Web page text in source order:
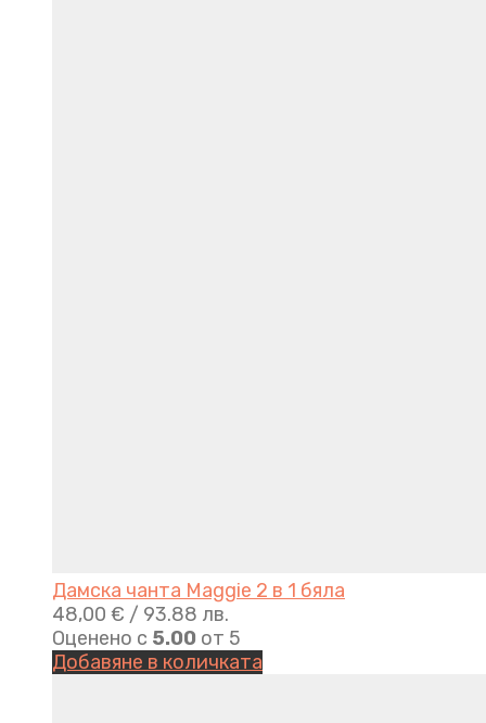
Дамска чанта Maggie 2 в 1 бяла
48,00 € / 93.88 лв.
Оценено с 5.00 от 5
Добавяне в количката